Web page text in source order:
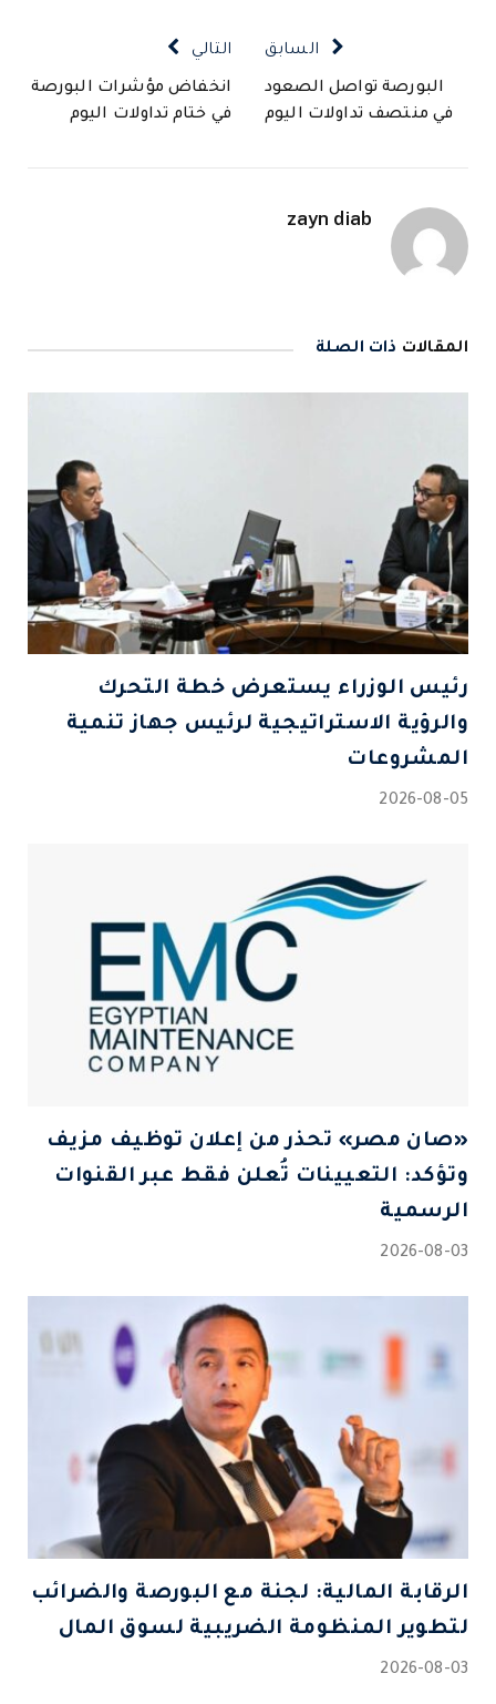
السابق
البورصة تواصل الصعود
في منتصف تداولات اليوم
التالي
انخفاض مؤشرات البورصة
في ختام تداولات اليوم
zayn diab
المقالات ذات الصلة
رئيس الوزراء يستعرض خطة التحرك
والرؤية الاستراتيجية لرئيس جهاز تنمية
المشروعات
2026-08-05
«صان مصر» تحذر من إعلان توظيف مزيف
وتؤكد: التعيينات تُعلن فقط عبر القنوات
الرسمية
2026-08-03
الرقابة المالية: لجنة مع البورصة والضرائب
لتطوير المنظومة الضريبية لسوق المال
2026-08-03